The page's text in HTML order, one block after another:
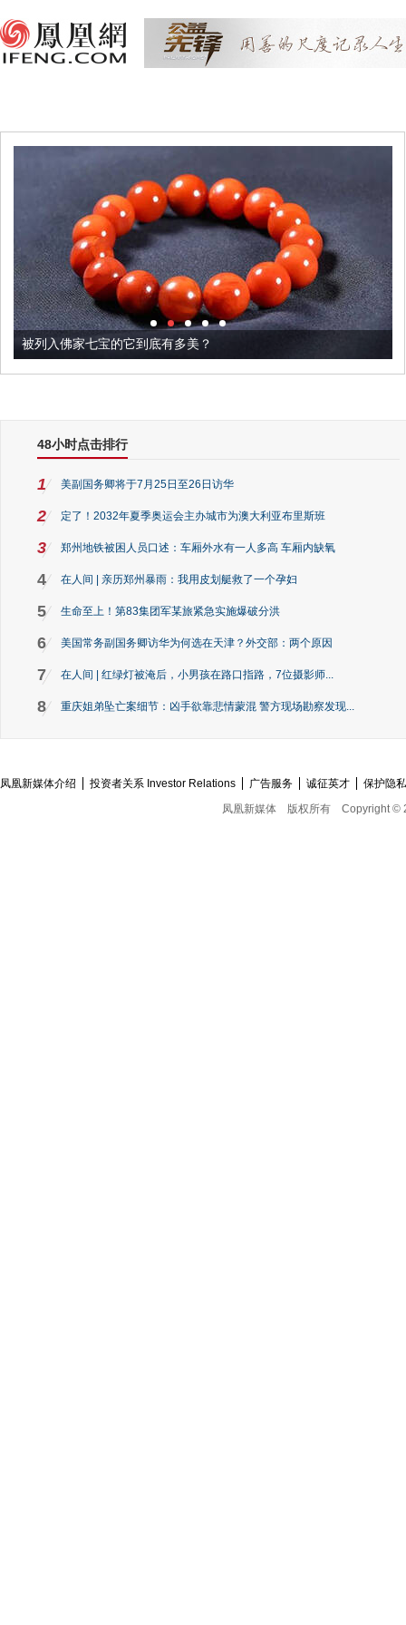
被列入佛家七宝的它到底有多美？
48小时点击排行
1 美副国务卿将于7月25日至26日访华
2 定了！2032年夏季奥运会主办城市为澳大利亚布里斯班
3 郑州地铁被困人员口述：车厢外水有一人多高 车厢内缺氧
4 在人间 | 亲历郑州暴雨：我用皮划艇救了一个孕妇
5 生命至上！第83集团军某旅紧急实施爆破分洪
6 美国常务副国务卿访华为何选在天津？外交部：两个原因
7 在人间 | 红绿灯被淹后，小男孩在路口指路，7位摄影师...
8 重庆姐弟坠亡案细节：凶手欲靠悲情蒙混 警方现场勘察发现...
凤凰新媒体介绍 投资者关系 Investor Relations 广告服务 诚征英才
保护隐
凤凰新媒体
版权所有 Copyright ©